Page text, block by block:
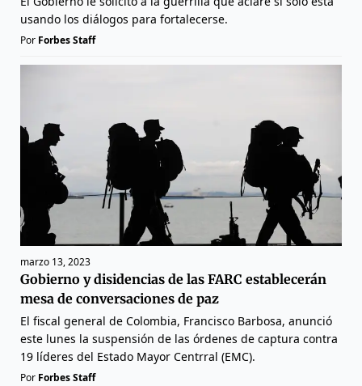
usando los diálogos para fortalecerse.
Por Forbes Staff
marzo 13, 2023
Gobierno y disidencias de las FARC establecerán
mesa de conversaciones de paz
El fiscal general de Colombia, Francisco Barbosa, anunció
este lunes la suspensión de las órdenes de captura contra
19 líderes del Estado Mayor Centrral (EMC).
Por Forbes Staff